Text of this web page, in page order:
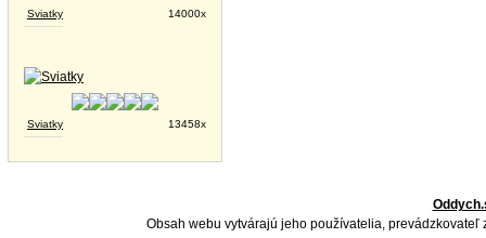
Sviatky 14000x
Sviatky 13458x
Obsah webu vytvárajú jeho používatelia,